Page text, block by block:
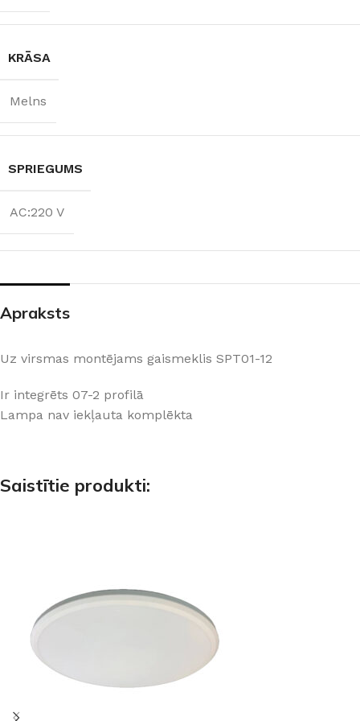
KRĀSA
Melns
SPRIEGUMS
AC:220 V
Apraksts
Uz virsmas montējams gaismeklis SPT01-12
Ir integrēts 07-2 profilā
Lampa nav iekļauta komplēkta
Saistītie produkti: